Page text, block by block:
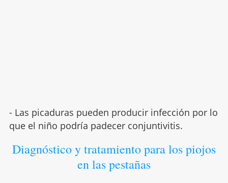
- Las picaduras pueden producir infección por lo
que el niño podría padecer conjuntivitis.
Diagnóstico y tratamiento para los piojos
en las pestañas